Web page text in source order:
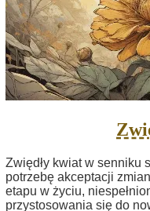
Zwiędły kwiat w senniku
potrzebę akceptacji
etapu w życiu,
przystosowania się do